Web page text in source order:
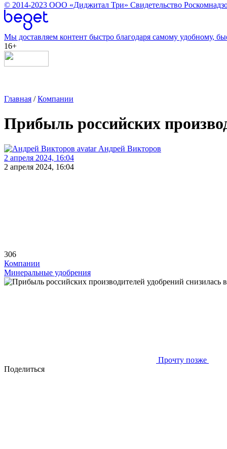
© 2014-2023 ООО «Диджитал Три» Свидетельство
Мы доставляем контент быстро благодаря самому удобному,
16+
Главная /Компании
Прибыль российских
Андрей Викторов
2 апреля 2024, 16:04
2 апреля 2024, 16:04
306
Компании
Минеральные удобрения
Прочту позже
Поделиться